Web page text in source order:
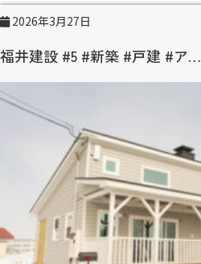
2026年3月27日
福井建設 #5 #新築 #戸建 #ア…